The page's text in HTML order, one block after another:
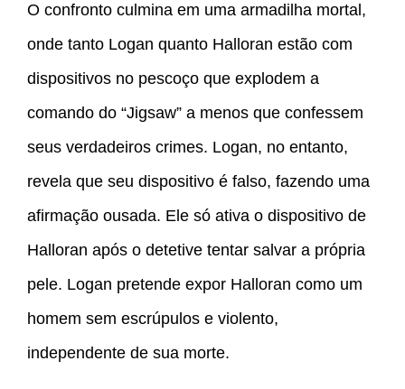
O confronto culmina em uma armadilha mortal,
onde tanto Logan quanto Halloran estão com
dispositivos no pescoço que explodem a
comando do “Jigsaw” a menos que confessem
seus verdadeiros crimes. Logan, no entanto,
revela que seu dispositivo é falso, fazendo uma
afirmação ousada. Ele só ativa o dispositivo de
Halloran após o detetive tentar salvar a própria
pele. Logan pretende expor Halloran como um
homem sem escrúpulos e violento,
independente de sua morte.